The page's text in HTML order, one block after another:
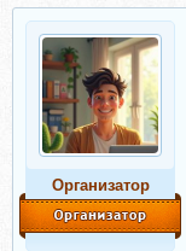
Организатор